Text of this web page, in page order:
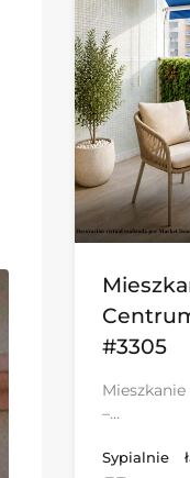
#3305
–…
Sypialnie